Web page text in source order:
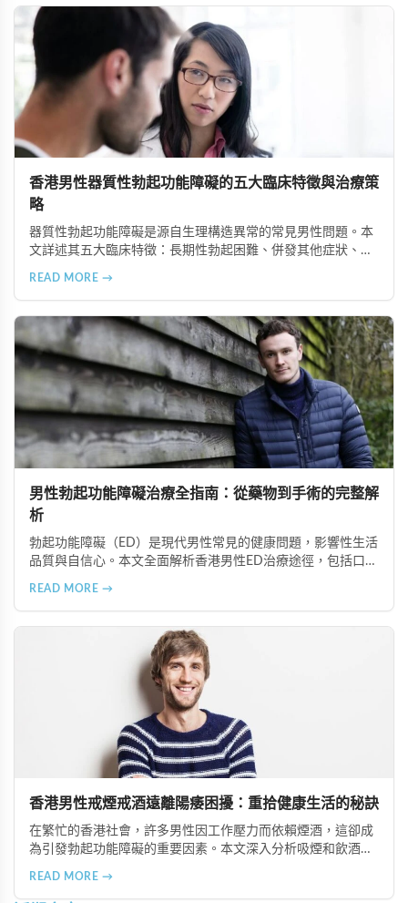
香港男性器質性勃起功能障礙的五大臨床特徵與治療策
略
器質性勃起功能障礙是源自生理構造異常的常見男性問題。本
文詳述其五大臨床特徵：長期性勃起困難、併發其他症狀、可
READ MORE →
男性勃起功能障礙治療全指南：從藥物到手術的完整解
析
勃起功能障礙（ED）是現代男性常見的健康問題，影響性生活
品質與自信心。本文全面解析香港男性ED治療途徑，包括口服
人狀況選擇最適合的治療方式。
READ MORE →
香港男性戒煙戒酒遠離陽痿困擾：重拾健康生活的秘訣
在繁忙的香港社會，許多男性因工作壓力而依賴煙酒，這卻成
為引發勃起功能障礙的重要因素。本文深入分析吸煙和飲酒對
READ MORE →